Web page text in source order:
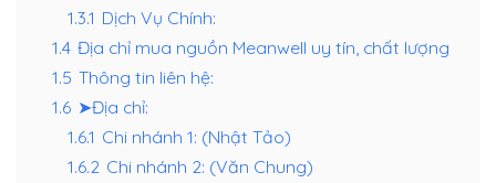
1.3.1 Dịch Vụ Chính:
1.4 Địa chỉ mua nguồn Meanwell uy tín, chất lượng
1.5 Thông tin liên hệ:
1.6 ➤Địa chỉ:
1.6.1 Chi nhánh 1: (Nhật Tảo)
1.6.2 Chi nhánh 2: (Văn Chung)